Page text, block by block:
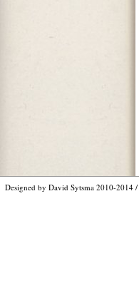
Designed by David Sytsma 2010-2014 /